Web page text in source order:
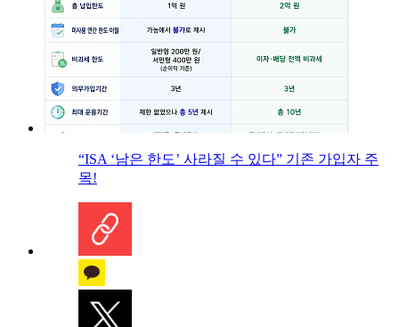
“ISA ‘남은 한도’ 사라질 수 있다” 기존 가입자 주
목!